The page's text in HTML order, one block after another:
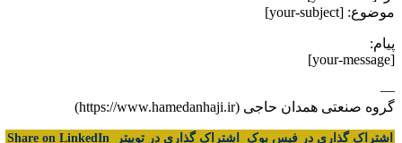
موضوع: [your-subject]
پیام:
[your-message]
—
گروه صنعتی همدان حاجی (https://www.hamedanhaji.ir)
اشتراک گذاری در فیس بوک اشتراک گذاری در توییتر Share on LinkedIn